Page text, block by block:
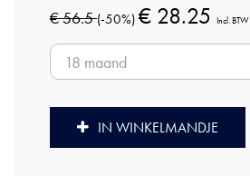
€ 56.5(-50%) € 28.25 Incl. BTW
IN WINKELMANDJE